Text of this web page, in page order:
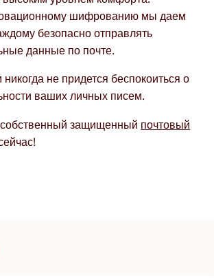
шифрованию мы даем
безопасно отправлять
данные по почте.
не придется беспокоиться о
ваших личных писем.
защищенный почтовый